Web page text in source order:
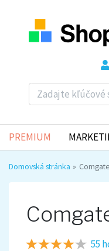
PREMIUM
Domovská stránka Comgate
55